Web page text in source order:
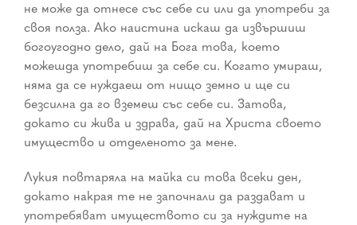
не може да отнесе със себе си или да употреби за
своя полза. Ако наистина искаш да извършиш
богоугодно дело, дай на Бога това, което
можешда употребиш за себе си. Когато умираш,
няма да се нуждаеш от нищо земно и ще си
безсилна да го вземеш със себе си. Затова,
докато си жива и здрава, дай на Христа своето
имущество и отделеното за мене.
Лукия повтаряла на майка си това всеки ден,
докато накрая те не започнали да раздават и
употребяват имуществото си за нуждите на